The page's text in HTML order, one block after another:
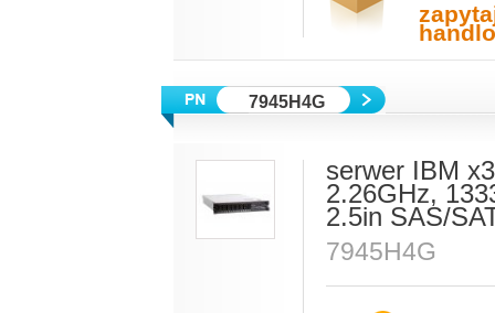
7945H4G
serwer IBM
2.26GHz,
2.5in SAS/
7945H4G